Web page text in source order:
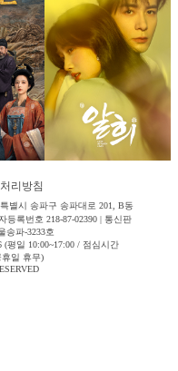
리방침
별시 송파구 송파대로 201, B동
등록번호 218-87-02390 | 통신판
송파-3233호
(평일 10:00~17:00 / 점심시간
휴일 휴무)